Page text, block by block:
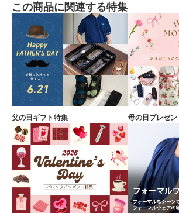
この商品に関連する特集
父の日ギフト特集 母の日プレゼン